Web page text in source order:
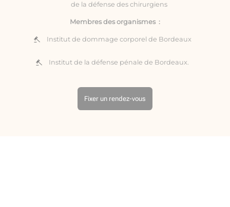
de la défense des chirurgiens
Membres des organismes :
Institut de dommage corporel de Bordeaux
Institut de la défense pénale de Bordeaux.
Fixer un rendez-vous